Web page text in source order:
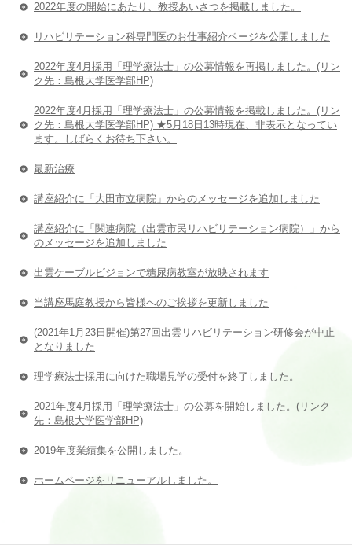
2022年度の開始にあたり、教授あいさつを掲載しました。
リハビリテーション科専門医のお仕事紹介ページを公開しました
2022年度4月採用「理学療法士」の公募情報を再掲しました。(リン
ク先：島根大学医学部HP)
2022年度4月採用「理学療法士」の公募情報を掲載しました。(リン
ク先：島根大学医学部HP) ★5月18日13時現在、非表示となってい
ます。しばらくお待ち下さい。
最新治療
講座紹介に「大田市立病院」からのメッセージを追加しました
講座紹介に「関連病院（出雲市民リハビリテーション病院）」から
のメッセージを追加しました
出雲ケーブルビジョンで糖尿病教室が放映されます
当講座馬庭教授から皆様へのご挨拶を更新しました
(2021年1月23日開催)第27回出雲リハビリテーション研修会が中止
となりました
理学療法士採用に向けた職場見学の受付を終了しました。
2021年度4月採用「理学療法士」の公募を開始しました。(リンク
先：島根大学医学部HP)
2019年度業績集を公開しました。
ホームページをリニューアルしました。